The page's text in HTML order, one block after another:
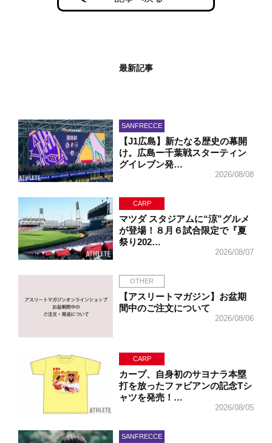
最新記事
SANFRECCE
【J1広島】新たなる歴史の幕開
け。広島ー千葉戦スターティン
グイレブン発…
2026/08/08
CARP
マツダ スタジアムに“涼”グルメ
が登場！８月６試合限定で『夏
祭り202…
2026/08/07
OTHER
【アスリートマガジン】お盆期
間中のご注文について
2026/08/06
CARP
カープ、自身初のサヨナラ本塁
打を放ったファビアンの記念Tシ
ャツを発売！…
2026/08/05
SANFRECCE